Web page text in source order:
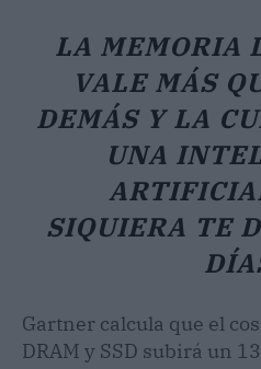
LA MEMORIA
VALE MÁS
DEMÁS Y LA
UNA
SIQUIERA TE
Gartner calcula que el
DRAM y SSD subirá un